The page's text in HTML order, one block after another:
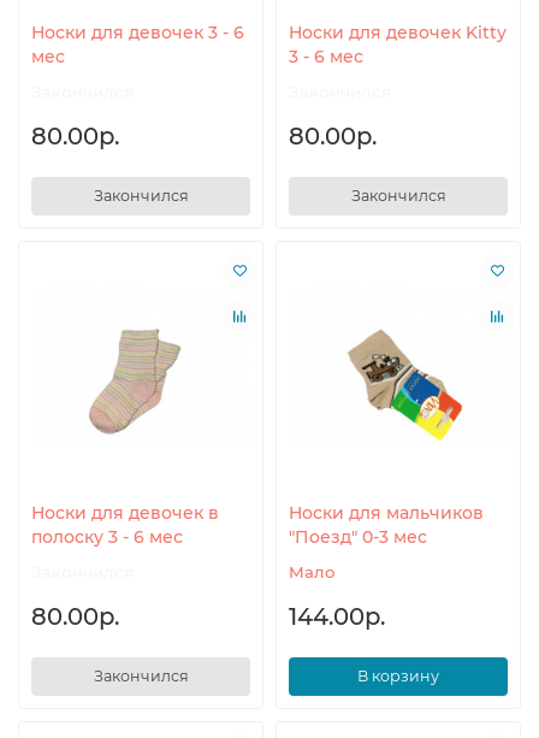
Носки для девочек 3 - 6
мес
80.00р.
Закончился
Носки для девочек Kitty
3 - 6 мес
80.00р.
Закончился
Носки для девочек в
полоску 3 - 6 мес
80.00р.
Закончился
Носки для мальчиков
"Поезд" 0-3 мес
Мало
144.00р.
В корзину